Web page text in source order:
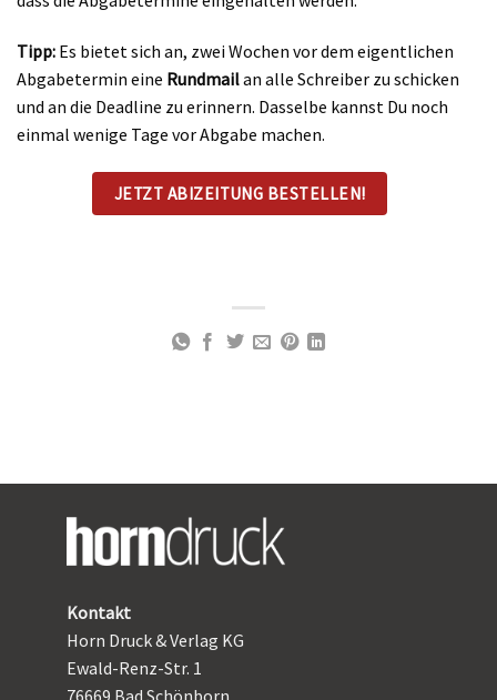
Tipp: Es bietet sich an, zwei Wochen vor dem eigentlichen
Abgabetermin eine Rundmailan alle Schreiber zu schicken
und an die Deadline zu erinnern. Dasselbe kannst Du noch
einmal wenige Tage vor Abgabe machen.
JETZT ABIZEITUNG BESTELLEN!
Kontakt
Horn Druck & Verlag KG
Ewald-Renz-Str. 1